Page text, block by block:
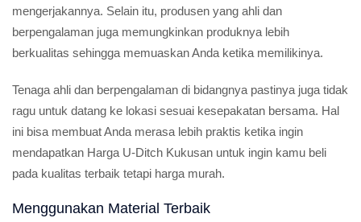
mengerjakannya. Selain itu, produsen yang ahli dan
berpengalaman juga memungkinkan produknya lebih
berkualitas sehingga memuaskan Anda ketika memilikinya.
Tenaga ahli dan berpengalaman di bidangnya pastinya juga tidak
ragu untuk datang ke lokasi sesuai kesepakatan bersama. Hal
ini bisa membuat Anda merasa lebih praktis ketika ingin
mendapatkan Harga U-Ditch Kukusan untuk ingin kamu beli
pada kualitas terbaik tetapi harga murah.
Menggunakan Material Terbaik